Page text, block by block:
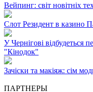
Вейпинг: світ новітніх
Слот Резидент в казино
У Чернігові відбудеться
"Кінодок"
Зачіски та макіяж: сім
ПАРТНЕРЫ